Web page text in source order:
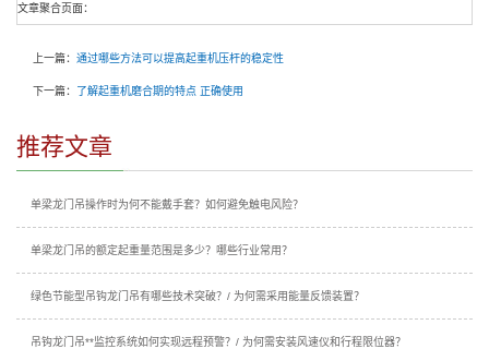
文章聚合页面：
上一篇： 通过哪些方法可以提高起重机压杆的稳定性
下一篇： 了解起重机磨合期的特点 正确使用
推荐文章
单梁龙门吊操作时为何不能戴手套？如何避免触电风险？
单梁龙门吊的额定起重量范围是多少？哪些行业常用？
绿色节能型吊钩龙门吊有哪些技术突破？/ 为何需采用能量反馈装置？
吊钩龙门吊**监控系统如何实现远程预警？/ 为何需安装风速仪和行程限位器？